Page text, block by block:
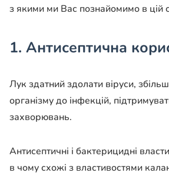
з якими ми Вас познайомимо в цій
1. Антисептична
Лук здатний здолати віруси,
організму до інфекцій,
захворювань.
Антисептичні і бактерицидні
в чому схожі з властивостями